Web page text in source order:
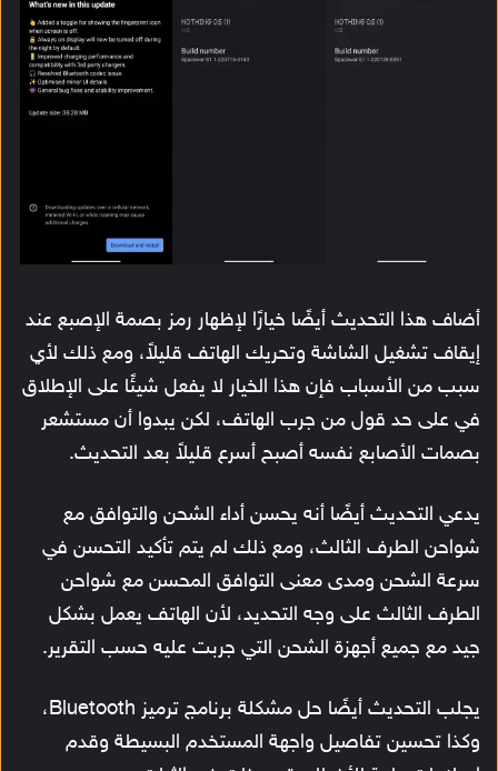
أضاف هذا التحديث أيضًا خيارًا لإظهار رمز بصمة الإصبع عند
إيقاف تشغيل الشاشة وتحريك الهاتف قليلاً، ومع ذلك لأي
سبب من الأسباب فإن هذا الخيار لا يفعل شيئًا على الإطلاق
في على حد قول من جرب الهاتف، لكن يبدوا أن مستشعر
بصمات الأصابع نفسه أصبح أسرع قليلاً بعد التحديث.
يدعي التحديث أيضًا أنه يحسن أداء الشحن والتوافق مع
شواحن الطرف الثالث، ومع ذلك لم يتم تأكيد التحسن في
سرعة الشحن ومدى معنى التوافق المحسن مع شواحن
الطرف الثالث على وجه التحديد، لأن الهاتف يعمل بشكل
جيد مع جميع أجهزة الشحن التي جربت عليه حسب التقرير.
يجلب التحديث أيضًا حل مشكلة برنامج ترميز Bluetooth،
وكذا تحسين تفاصيل واجهة المستخدم البسيطة وقدم